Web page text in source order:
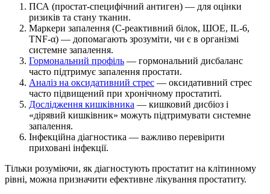
ПСА (простат-специфічний антиген) — для оцінки
ризиків та стану тканин.
Маркери запалення (С-реактивний білок, ШОЕ, IL-6,
TNF-α) — допомагають зрозуміти, чи є в організмі
системне запалення.
Гормональний профіль — гормональний дисбаланс
часто підтримує запалення простати.
Аналіз на оксидативний стрес — оксидативний стрес
часто підвищений при хронічному простатиті.
Дослідження кишківника — кишковий дисбіоз і
«дірявий кишківник» можуть підтримувати системне
запалення.
Інфекційна діагностика — важливо перевірити
приховані інфекції.
Тільки розуміючи, як діагностують простатит на клітинному
рівні, можна призначити ефективне лікування простатиту.